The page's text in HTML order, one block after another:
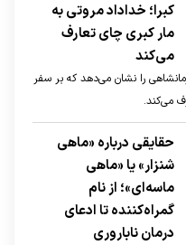
کبرا؛ خداداد مروتی به
مار کبری چای تعارف
می‌کند
را نشان می‌دهد که بر سفر
می‌کند.
حقایقی درباره «ماهی
شنزار» یا «ماهی
ماسه‌ای»؛ از نام
گمراه‌کننده تا ادعای
درمان ناباروری